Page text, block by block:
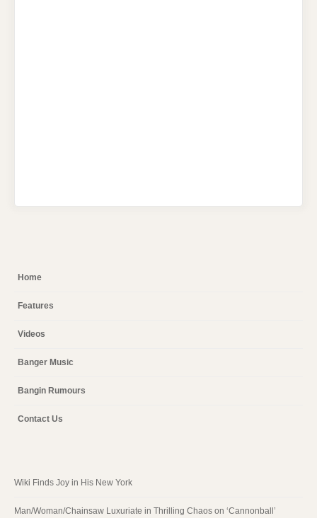
Home
Features
Videos
Banger Music
Bangin Rumours
Contact Us
Wiki Finds Joy in His New York
Man/Woman/Chainsaw Luxuriate in Thrilling Chaos on ‘Cannonball’